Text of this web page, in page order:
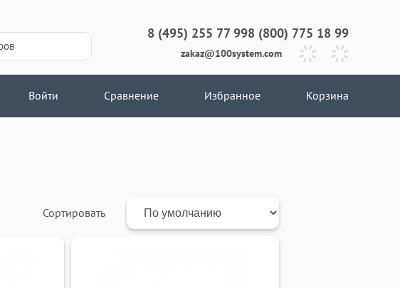
8 (495) 255 77 998 (800) 775 18 99
zakaz@100system.com
Войти Сравнение Избранное Корзина
Сортировать